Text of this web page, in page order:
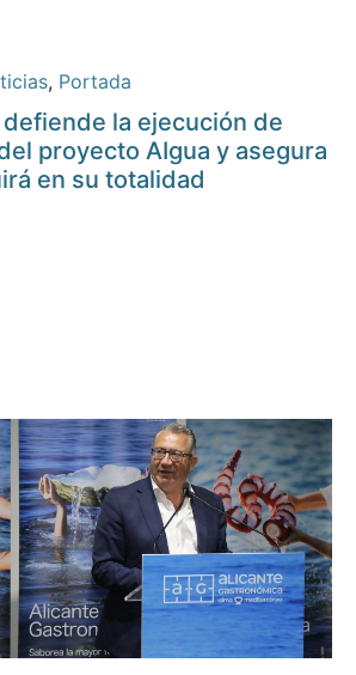
, Portada
la ejecución de
proyecto AIgua y asegura
en su totalidad